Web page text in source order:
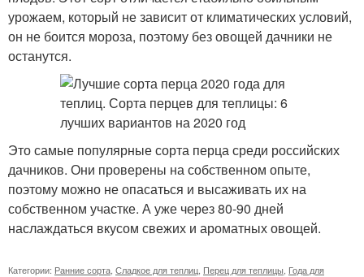
урожаем, который не зависит от климатических условий,
он не боится мороза, поэтому без овощей дачники не
останутся.
Это самые популярные сорта перца среди российских
дачников. Они проверены на собственном опыте,
поэтому можно не опасаться и высаживать их на
собственном участке. А уже через 80-90 дней
наслаждаться вкусом свежих и ароматных овощей.
Категории: Ранние сорта Сладкое для теплиц Перец для теплицы Года для